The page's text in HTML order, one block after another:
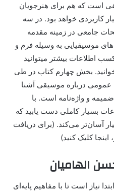
است که هم برای هنرجویان
کاربردی خواهد بود. در سه
جامعی در زمینه مقدمه
موسیقیایی به وسیله فرم و
اطلاعات بیشتر میتوانید
بخش چهارم کتاب در طی
عمومی درباره موسیقی آشنا
و واژه‌نامه است. با
بسیار کاملی دست یابید که
آسان‌تر می‌کند. (برای دریافت
کلیک کنید)
نیاز است تا با مفاهیم پایه‌ای